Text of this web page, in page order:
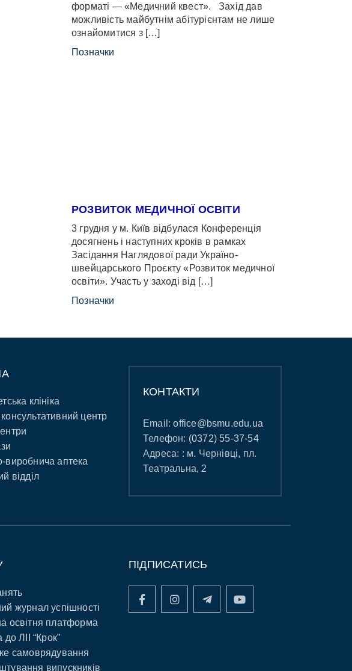
форматі — «Медичний квест». Захід дав
можливість майбутнім абітурієнтам не лише
ознайомитися з […]
Позначки
РОЗВИТОК МЕДИЧНОЇ ОСВІТИ
3 грудня у м. Київ відбулася Конференція
досягнень і наступних кроків в рамках
Засідання Наглядової ради Україно-
швейцарського Проєкту «Розвиток медичної
освіти». Участь у заході від […]
Позначки
клініка
центр
виробнича аптека
відділ
КОНТАКТИ
Email:office@bsmu.edu.ua
Телефон: (0372) 55-37-54
Адреса: : м. Чернівці, пл.
Театральна, 2
журнал успішності
освітня платформа
до ЛІІ “Крок”
самоврядування
випускників
ПІДПИСАТИСЬ